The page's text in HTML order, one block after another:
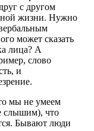
с другом
жизни. Нужно
может сказать
лица? А
слово
и
мы не умеем
слышим), что
Бывают люди